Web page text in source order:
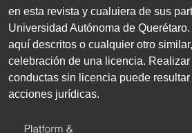
en esta revista y cualuiera de sus
Universidad Autónoma de
aquí descritos o cualquier otro
celebración de una licencia.
conductas sin licencia puede
acciones jurídicas.